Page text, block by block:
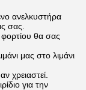
ανελκυστήρα
σας.
θα σας
μας στο λιμάνι
χρειαστεί.
για την